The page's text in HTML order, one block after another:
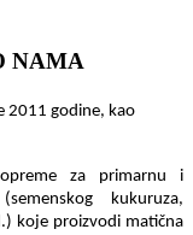
NAMA
2011 godine, kao
za primarnu i
kukuruza,
koje proizvodi matična